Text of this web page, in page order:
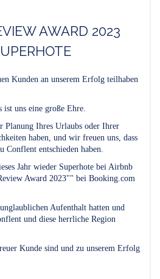
AWARD 2023
Kunden an unserem Erfolg teilhaben
ist uns eine große Ehre.
Planung Ihres Urlaubs oder Ihrer
haben, und wir freuen uns, dass
Conflent entschieden haben.
Jahr wieder Superhote bei Airbnb
Award 2023"" bei Booking.com
Aufenthalt hatten und
und diese herrliche Region
Kunde sind und zu unserem Erfolg